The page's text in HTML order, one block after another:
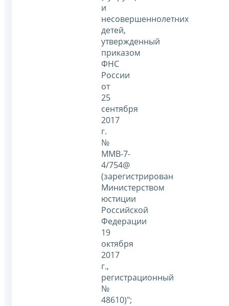
и
несовершеннолетних
детей,
утвержденный
приказом
ФНС
России
от
25
сентября
2017
г.
№
ММВ-7-
4/754@
(зарегистрирован
Министерством
юстиции
Российской
Федерации
19
октября
2017
г.,
регистрационный
№
48610)";